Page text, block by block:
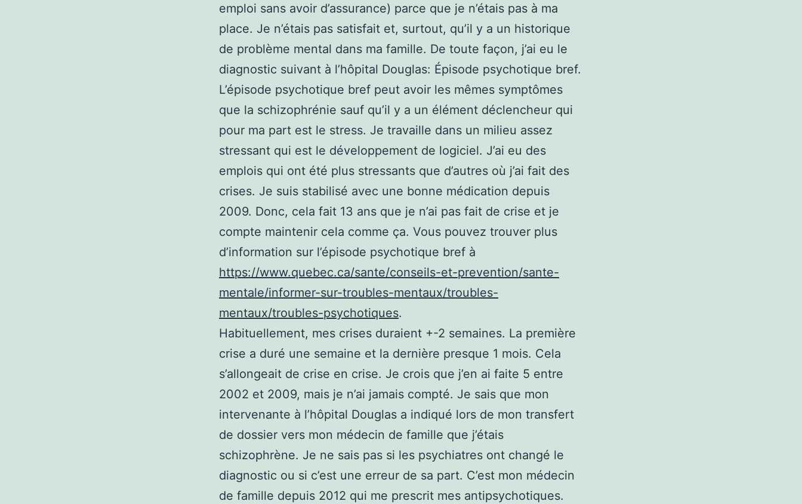
emploi sans avoir d’assurance) parce que je n’étais pas à ma
place. Je n’étais pas satisfait et, surtout, qu’il y a un historique
de problème mental dans ma famille. De toute façon, j’ai eu le
diagnostic suivant à l’hôpital Douglas: Épisode psychotique bref.
L’épisode psychotique bref peut avoir les mêmes symptômes
que la schizophrénie sauf qu’il y a un élément déclencheur qui
pour ma part est le stress. Je travaille dans un milieu assez
stressant qui est le développement de logiciel. J’ai eu des
emplois qui ont été plus stressants que d’autres où j’ai fait des
crises. Je suis stabilisé avec une bonne médication depuis
2009. Donc, cela fait 13 ans que je n’ai pas fait de crise et je
compte maintenir cela comme ça. Vous pouvez trouver plus
d’information sur l’épisode psychotique bref à
https://www.quebec.ca/sante/conseils-et-prevention/sante-
mentale/informer-sur-troubles-mentaux/troubles-
mentaux/troubles-psychotiques.
Habituellement, mes crises duraient +-2 semaines. La première
crise a duré une semaine et la dernière presque 1 mois. Cela
s’allongeait de crise en crise. Je crois que j’en ai faite 5 entre
2002 et 2009, mais je n’ai jamais compté. Je sais que mon
intervenante à l’hôpital Douglas a indiqué lors de mon transfert
de dossier vers mon médecin de famille que j’étais
schizophrène. Je ne sais pas si les psychiatres ont changé le
diagnostic ou si c’est une erreur de sa part. C’est mon médecin
de famille depuis 2012 qui me prescrit mes antipsychotiques.